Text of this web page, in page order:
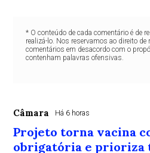
* O conteúdo de cada comentário é de
realizá-lo. Nos reservamos ao direito de
comentários em desacordo com o
contenham palavras ofensivas.
Câmara Há 6 horas
Projeto torna vacina
obrigatória e prioriza